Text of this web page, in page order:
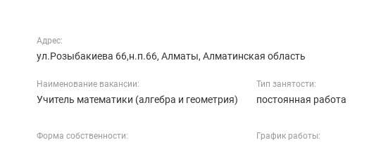
Адрес:
ул.Розыбакиева 66,н.п.66, Алматы, Алматинская область
Наименование вакансии:
Учитель математики (алгебра и геометрия)
Тип занятости:
постоянная работа
Форма собственности: График работы: